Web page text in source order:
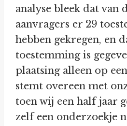
analyse bleek dat van
aanvragers er 29
hebben gekregen, en
toestemming is
plaatsing alleen op
stemt overeen met
toen wij een half jaar
zelf een onderzoekje